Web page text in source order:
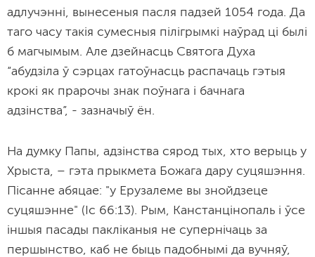
адлучэнні, вынесеныя пасля падзей 1054 года. Да
таго часу такія сумесныя пілігрымкі наўрад ці былі
б магчымым. Але дзейнасць Святога Духа
“абудзіла ў сэрцах гатоўнасць распачаць гэтыя
крокі як прарочы знак поўнага і бачнага
адзінства”, - зазначыў ён.
На думку Папы, адзінства сярод тых, хто верыць у
Хрыста, – гэта прыкмета Божага дару суцяшэння.
Пісанне абяцае: "у Ерузалеме вы знойдзеце
суцяшэнне" (Іс 66:13). Рым, Канстанцінопаль і ўсе
іншыя пасады пакліканыя не супернічаць за
першынство, каб не быць падобнымі да вучняў,